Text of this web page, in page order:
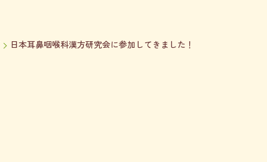
日本耳鼻咽喉科漢方研究会に参加してきました！